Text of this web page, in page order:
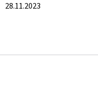
28.11.2023